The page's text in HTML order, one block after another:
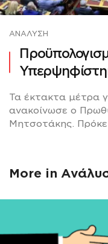
ΑΝΆΛΥΣΗ
Τα έκτακτα μέτρα
ανακοίνωσε ο
Μητσοτάκης.
More in